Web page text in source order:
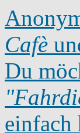
Cafè
Du